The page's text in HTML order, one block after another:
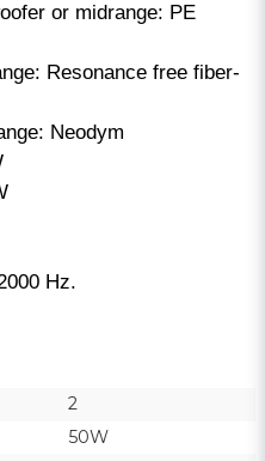
or midrange: PE
Resonance free fiber-
Neodym
Hz.
2
50W